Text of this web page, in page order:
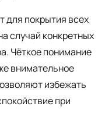
для покрытия всех
случай конкретных
Чёткое понимание
внимательное
избежать
при